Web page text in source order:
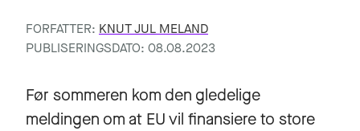
FORFATTER: KNUT JUL MELAND
PUBLISERINGSDATO: 08.08.2023
Før sommeren kom den gledelige
meldingen om at EU vil finansiere to store